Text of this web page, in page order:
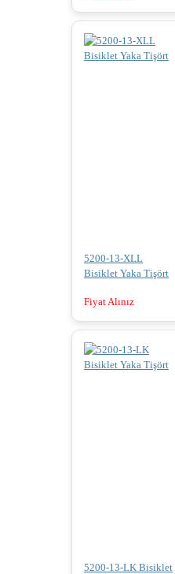
5200-13-XLL
Bisiklet Yaka Tişört
Fiyat Alınız
5200-13-LK Bisiklet